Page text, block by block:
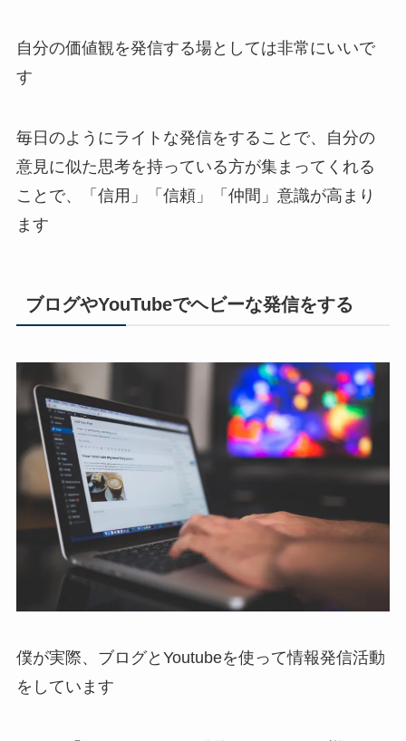
自分の価値観を発信する場としては非常にいいで
す
毎日のようにライトな発信をすることで、自分の
意見に似た思考を持っている方が集まってくれる
ことで、「信用」「信頼」「仲間」意識が高まり
ます
ブログやYouTubeでヘビーな発信をする
僕が実際、ブログとYoutubeを使って情報発信活動
をしています